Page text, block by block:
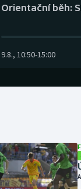
Orientační běh:
9.8., 10:50-15:00